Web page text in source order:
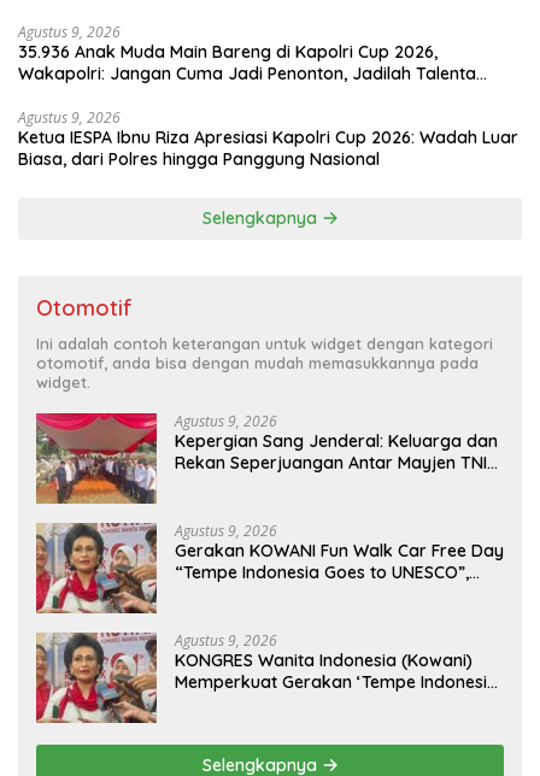
Agustus 9, 2026
35.936 Anak Muda Main Bareng di Kapolri Cup 2026,
Wakapolri: Jangan Cuma Jadi Penonton, Jadilah Talenta
Agustus 9, 2026
Ketua IESPA Ibnu Riza Apresiasi Kapolri Cup 2026: Wadah Luar
Biasa, dari Polres hingga Panggung Nasional
Selengkapnya
Otomotif
Ini adalah contoh keterangan untuk widget dengan kategori
otomotif, anda bisa dengan mudah memasukkannya pada
widget.
Agustus 9, 2026
Kepergian Sang Jenderal: Keluarga dan
Rekan Seperjuangan Antar Mayjen TNI
Agustus 9, 2026
Gerakan KOWANI Fun Walk Car Free Day
“Tempe Indonesia Goes to UNESCO”,
Agustus 9, 2026
KONGRES Wanita Indonesia (Kowani)
Memperkuat Gerakan ‘Tempe Indonesia
Selengkapnya